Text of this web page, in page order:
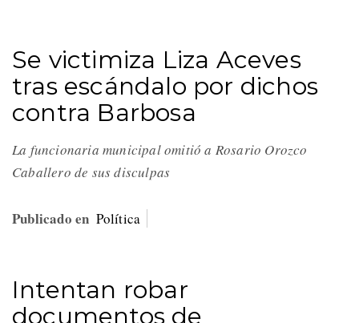
Se victimiza Liza Aceves
tras escándalo por dichos
contra Barbosa
La funcionaria municipal omitió a Rosario Orozco
Caballero de sus disculpas
Publicado en Política
Intentan robar
documentos de